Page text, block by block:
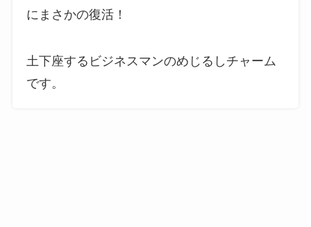
にまさかの復活！
土下座するビジネスマンのめじるしチャーム
です。